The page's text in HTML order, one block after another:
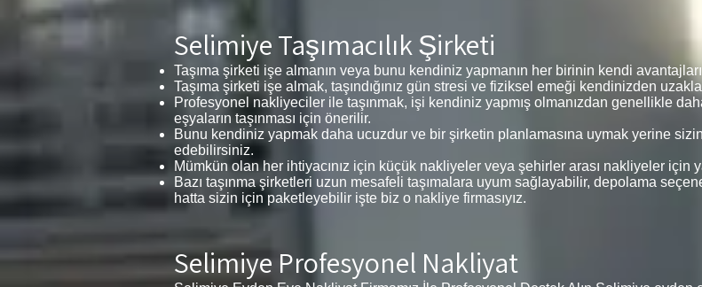
Selimiye Taşımacılık Şirketi
Taşıma şirketi işe almanın veya bunu kendiniz yapmanın her birinin kendi
Taşıma şirketi işe almak, taşındığınız gün stresi ve fiziksel emeği kendinizden
Profesyonel nakliyeciler ile taşınmak, işi kendiniz yapmış olmanızdan genellikle
eşyaların taşınması için önerilir.
Bunu kendiniz yapmak daha ucuzdur ve bir şirketin planlamasına uymak yerine
edebilirsiniz.
Mümkün olan her ihtiyacınız için küçük nakliyeler veya şehirler arası nakliyeler için
Bazı taşınma şirketleri uzun mesafeli taşımalara uyum sağlayabilir, depolama
hatta sizin için paketleyebilir işte biz o nakliye firmasıyız.
Selimiye Profesyonel Nakliyat